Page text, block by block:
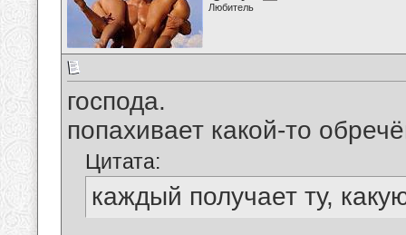
Любитель
господа.
попахивает какой-то
Цитата:
каждый получает ту,